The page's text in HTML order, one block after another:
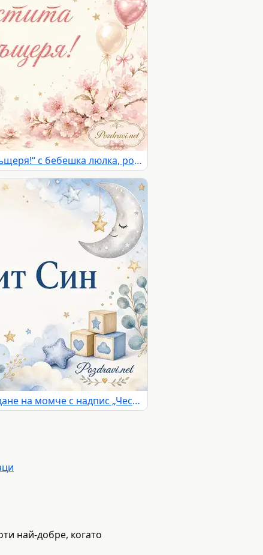
Нежна картичка „Честита Дъщеря!“ с бебешка люлка, розови цветя и балони
Акварелна картичка за раждане на момче с надпис „Честит Син“
най-добре, когато